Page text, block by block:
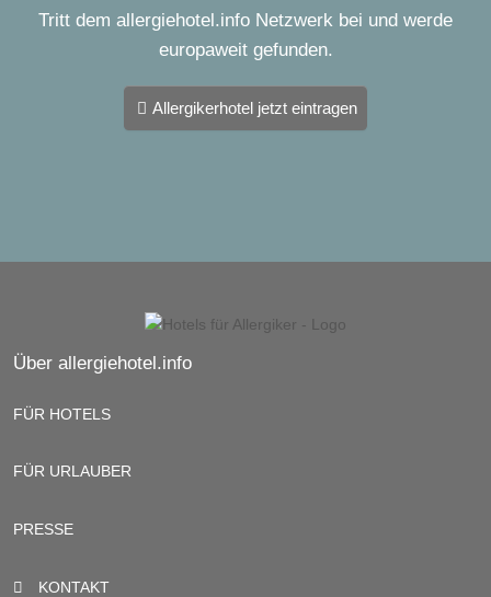
Tritt dem allergiehotel.info Netzwerk bei und werde
europaweit gefunden.
Allergikerhotel jetzt eintragen
Über allergiehotel.info
FÜR HOTELS
FÜR URLAUBER
PRESSE
KONTAKT